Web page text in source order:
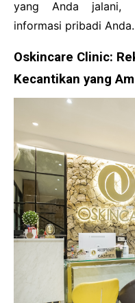
yang Anda jalani,
informasi pribadi Anda.
Oskincare Clinic:
Kecantikan yang